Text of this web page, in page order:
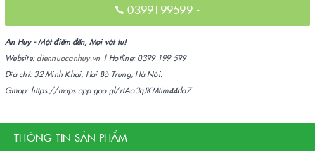
0399199599 -
An Huy - Một điểm đến, Mọi vật tư!
Website: diennuocanhuy.vn | Hotline: 0399 199 599
Địa chỉ: 32 Minh Khai, Hai Bà Trưng, Hà Nội.
Gmap: https://maps.app.goo.gl/rtAo3qJKMtim44do7
THÔNG TIN SẢN PHẨM